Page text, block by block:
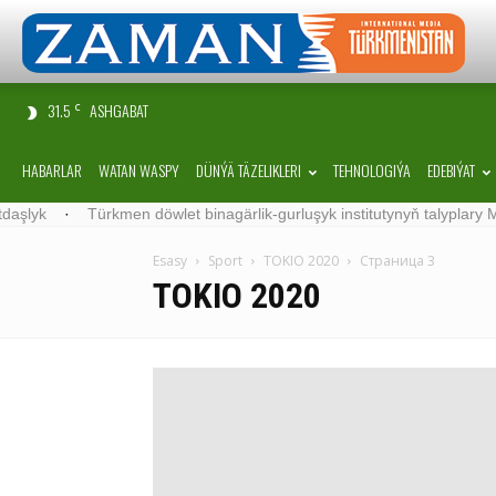
31.5 C ASHGABAT
HABARLAR WATAN WASPY DÜNÝÄ TÄZELIKLERI TEHNOLOGIÝA EDEBIÝAT
· Türkmen döwlet binagärlik-gurluşyk institutynyň talyplary
Esasy Sport TOKIO 2020 Страница 3
TOKIO 2020